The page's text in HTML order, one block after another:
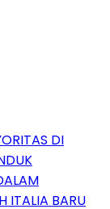
DI
ITALIA BARU